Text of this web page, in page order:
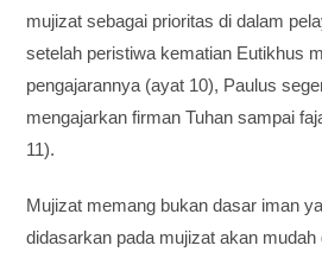
mujizat sebagai prioritas di dalam
setelah peristiwa kematian Eutikhus
pengajarannya (ayat 10), Paulus
mengajarkan firman Tuhan sampai
11).
Mujizat memang bukan dasar iman
didasarkan pada mujizat akan